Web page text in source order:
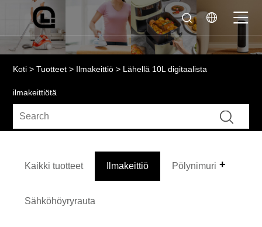
Koti > Tuotteet > Ilmakeittiö > Lähellä 10L digitaalista
ilmakeittiötä
Kaikki tuotteet Ilmakeittiö Pölynimuri
Sähköhöyryrauta